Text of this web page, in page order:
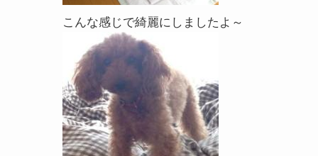
こんな感じで綺麗にしましたよ～